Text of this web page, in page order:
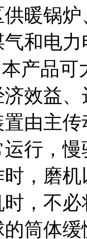
暖锅
和电
产品
济效益
由主
行，
，磨
，不
筒体